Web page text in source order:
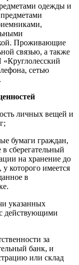
одежды и
Проживающие
связью, а также
сетью
личных вещей и
бумаги граждан,
сберегательный
на хранение до
которого имеется
в
указанных
действующими
за
банк, и
или склад